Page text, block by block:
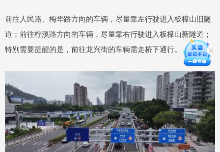
前往人民路、梅华路方向的车辆，尽量靠左行驶进入板樟山旧隧
道；前往柠溪路方向的车辆，尽量靠右行驶进入板樟山新隧道；
特别需要提醒的是，前往龙兴街的车辆需走桥下通行。